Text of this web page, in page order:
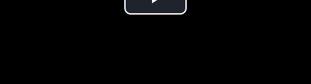
Play Video